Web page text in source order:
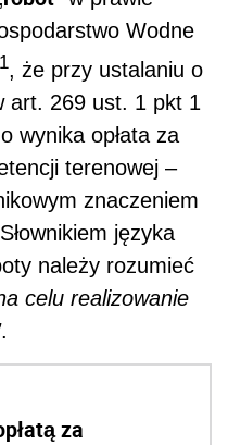
Wodne
1, że przy ustalaniu o
art. 269 ust. 1 pkt 1
wynika opłata za
terenowej –
znaczeniem
języka
należy rozumieć
celu realizowanie
.
za